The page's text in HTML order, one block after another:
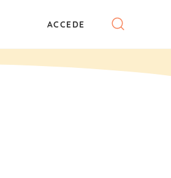
ACCEDE